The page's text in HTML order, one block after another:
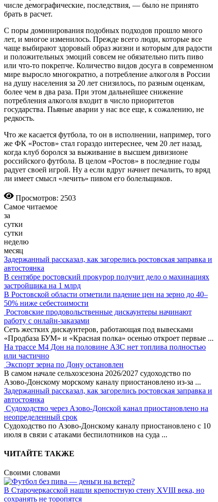
числе демографические, последствия, — было не принято
брать в расчет.
С поры доминирования подобных подходов прошло много
лет, и многое изменилось. Прежде всего люди, которые все
чаще выбирают здоровый образ жизни и которым для радости
и положительных эмоций совсем не обязательно пить пиво
или что-то покрепче. Количество видов досуга в современном
мире выросло многократно, а потребление алкоголя в России
на душу населения за 20 лет снизилось, по разным оценкам,
более чем в два раза. При этом дальнейшее снижение
потребления алкоголя входит в число приоритетов
государства. Пьяные аварии у нас все еще, к сожалению, не
редкость.
Что же касается футбола, то он в исполнении, например, того
же ФК «Ростов» стал гораздо интереснее, чем 20 лет назад,
когда клуб боролся за выживание в высшем дивизионе
российского футбола. В целом «Ростов» в последние годы
радует своей игрой. Ну а если вдруг начнет печалить, то вряд
ли имеет смысл «лечить» пивом его болельщиков.
Просмотров: 2503
Самое читаемое
за
сутки
сутки
неделю
месяц
Задержанный рассказал, как загорелись ростовская заправка и
автостоянка
В сентябре ростовский прокурор получит дело о махинациях
застройщика на 1 млрд
В Ростовской области отметили падение цен на зерно до 40–
50% ниже себестоимости
Ростовские продовольственные дискаунтеры начинают
работу с онлайн-заказами
Сеть жестких дискаунтеров, работающая под вывесками
«Продбаза БУМ» и «Красная полка» осенью откроет первые ...
На трассе М4 Дон на половине АЗС нет топлива полностью
или частично
Экспорт зерна по Дону остановлен
В самом начале сельхозсезона 2026/2027 судоходство по
Азово-Донскому морскому каналу приостановлено из-за ...
Задержанный рассказал, как загорелись ростовская заправка и
автостоянка
Судоходство через Азово-Донской канал приостановлено на
неопределенный срок
Судоходство по Азово-Донскому каналу приостановлено с 10
июля в связи с атаками беспилотников на суда ...
ЧИТАЙТЕ ТАКЖЕ
Своими словами
В Старочеркасской нашли крепостную стену XVIII века, но
сохранять не торопятся